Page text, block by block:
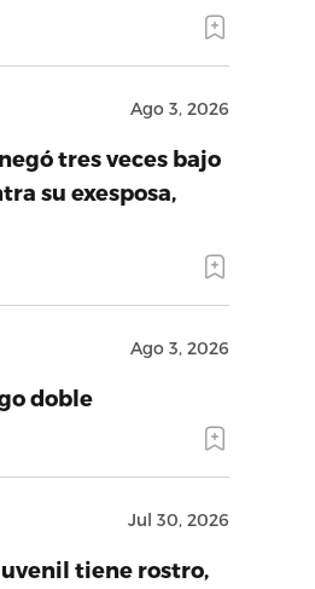
Ago 3, 2026
tres veces bajo
su exesposa,
Ago 3, 2026
doble
Jul 30, 2026
tiene rostro,